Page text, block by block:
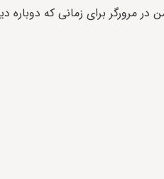
در مرورگر برای زمانی که